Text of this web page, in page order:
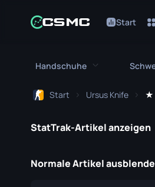
Start
Handschuhe
Bloodhound Handschuhe
Broken Fang Handschuhe
Start Ursus Knife ★
StatTrak-Artikel anzeigen
Normale Artikel